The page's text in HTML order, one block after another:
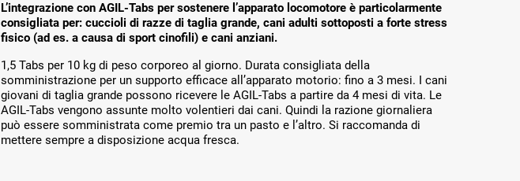
L’integrazione con AGIL-Tabs per sostenere l’apparato locomotore è particolarmente
consigliata per: cuccioli di razze di taglia grande, cani adulti sottoposti a forte stress
fisico (ad es. a causa di sport cinofili) e cani anziani.
1,5 Tabs per 10 kg di peso corporeo al giorno. Durata consigliata della
somministrazione per un supporto efficace all’apparato motorio: fino a 3 mesi. I cani
giovani di taglia grande possono ricevere le AGIL-Tabs a partire da 4 mesi di vita. Le
AGIL-Tabs vengono assunte molto volentieri dai cani. Quindi la razione giornaliera
può essere somministrata come premio tra un pasto e l’altro. Si raccomanda di
mettere sempre a disposizione acqua fresca.